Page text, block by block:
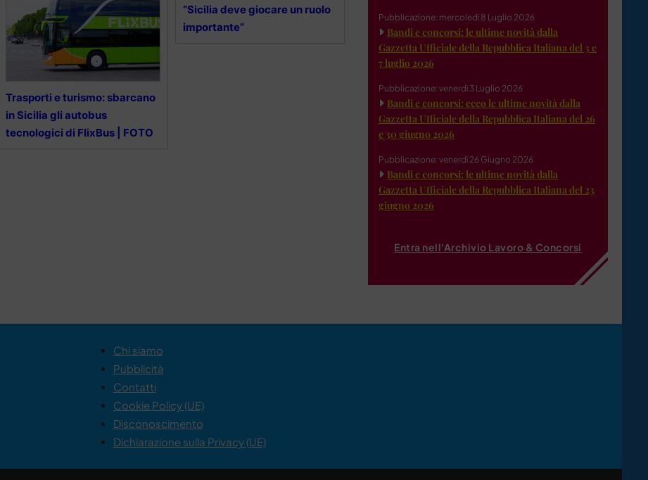
Trasporti e turismo: sbarcano
in Sicilia gli autobus
tecnologici di FlixBus | FOTO
“Sicilia deve giocare un ruolo
importante”
Pubblicazione: mercoledì 8 Luglio 2026
Bandi e concorsi: le ultime novità dalla
Gazzetta Ufficiale della Repubblica Italiana del 3 e
7 luglio 2026
Pubblicazione: venerdì 3 Luglio 2026
Bandi e concorsi: ecco le ultime novità dalla
Gazzetta Ufficiale della Repubblica Italiana del 26
e 30 giugno 2026
Pubblicazione: venerdì 26 Giugno 2026
Bandi e concorsi: le ultime novità dalla
Gazzetta Ufficiale della Repubblica Italiana del 23
giugno 2026
Entra nell'Archivio Lavoro & Concorsi
Chi siamo
Pubblicità
Contatti
Cookie Policy (UE)
Disconoscimento
Dichiarazione sulla Privacy (UE)